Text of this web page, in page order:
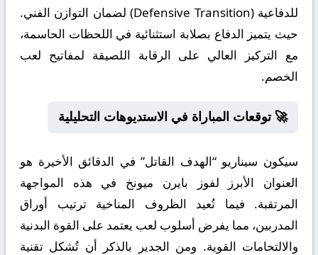
للدفاعية (Defensive Transition) لضمان التوازن الفني.
حيث يتميز الدفاع بصلابة استثنائية في اللحظات الحاسمة،
مع التركيز العالي على الرقابة اللصيقة لمفاتيح لعب
الخصم.
🚀 توقعات المباراة في الاستديوهات التحليلية
سيكون سيناريو “الهدف القاتل” في الدقائق الأخيرة هو
العنوان الأبرز لفوز بايرن ميونخ في هذه المواجهة
المرتقبة. فيما تُعيد الظروف المناخية ترتيب أوراق
المدربين، مما يفرض أسلوب لعب يعتمد على القوة البدنية
والالتحامات القوية. ومن الجدير بالذكر أن تُشكل تقنية